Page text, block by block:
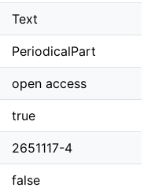
Text
PeriodicalPart
open access
true
2651117-4
false